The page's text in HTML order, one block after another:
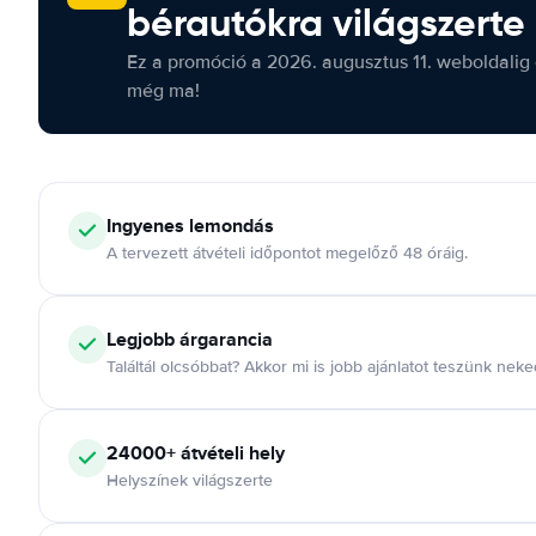
bérautókra világszerte
Ez a promóció a 2026. augusztus 11.
még ma!
Ingyenes lemondás
A tervezett átvételi időpontot megelőző 48 óráig.
Legjobb árgarancia
Találtál olcsóbbat? Akkor mi is jobb ajánlatot teszünk
24000+ átvételi hely
Helyszínek világszerte